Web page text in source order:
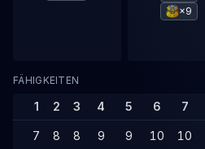
×9
FÄHIGKEITEN
1 2 3 4 5 6 7
7 8 8 9 9 10 10